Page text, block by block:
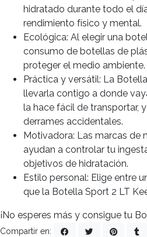
hidratado durante todo el
rendimiento físico y mental.
Ecológica: Al elegir una
consumo de botellas de
proteger el medio ambiente.
Práctica y versátil: La
llevarla contigo a donde
la hace fácil de transportar,
derrames accidentales.
Motivadora: Las marcas de
ayudan a controlar tu
objetivos de hidratación.
Estilo personal: Elige entre
que la Botella Sport 2 LT
¡No esperes más y consigue tu
Compartir en: